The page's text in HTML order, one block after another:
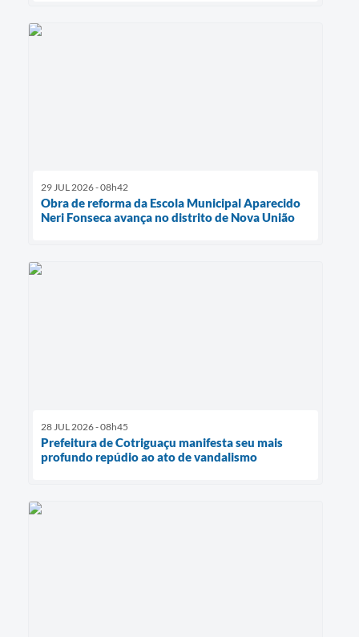
29 JUL 2026 - 08h42
Obra de reforma da Escola Municipal Aparecido
Neri Fonseca avança no distrito de Nova União
28 JUL 2026 - 08h45
Prefeitura de Cotriguaçu manifesta seu mais
profundo repúdio ao ato de vandalismo